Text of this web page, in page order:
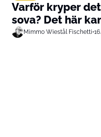
Varför kryper
sova? Det här
Mimmo Wiestål Fischetti•